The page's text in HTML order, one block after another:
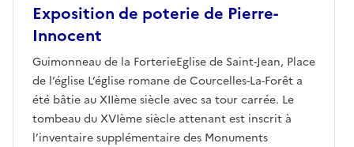
Exposition de poterie de Pierre-
Innocent
Guimonneau de la ForterieEglise de Saint-Jean, Place
de l’église L’église romane de Courcelles-La-Forêt a
été bâtie au XIIème siècle avec sa tour carrée. Le
tombeau du XVIème siècle attenant est inscrit à
l’inventaire supplémentaire des Monuments